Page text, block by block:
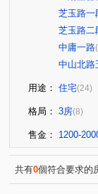
芝玉路一
芝玉路二
中庸一路
中山北路
用途： 住宅(24)
格局： 3房(8)
售金： 1200-
共有0個符合要求的